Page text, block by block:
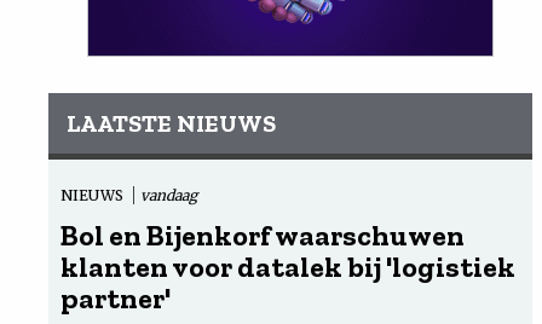
LAATSTE NIEUWS
NIEUWS vandaag
Bol en Bijenkorf waarschuwen
klanten voor datalek bij 'logistiek
partner'